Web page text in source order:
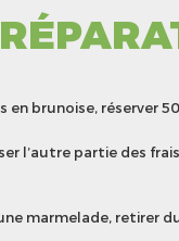
en brunoise, réserver
l’autre partie des
marmelade, retirer